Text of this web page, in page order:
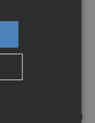
La
dels
figura